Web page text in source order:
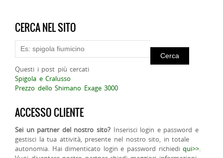
CERCA NEL SITO
Questi i post più cercati
Spigola e Cralusso
Prezzo dello Shimano Exage 3000
ACCESSO CLIENTE
Sei un partner del nostro sito? Inserisci login e password e
gestisci la tua attività, presente nel nostro sito, in totale
autonomia. Hai dimenticato login e password richiediqui>>.